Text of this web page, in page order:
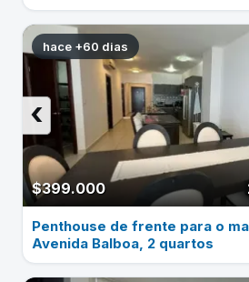
hace +60 dias
$399.000
‹
Penthouse de frente para o
Avenida Balboa, 2 quartos